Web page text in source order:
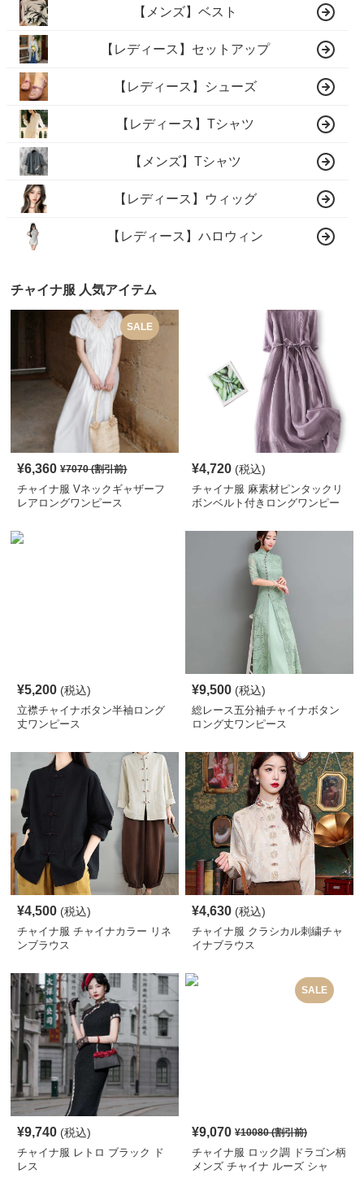
【メンズ】ベスト
【レディース】セットアップ
【レディース】シューズ
【レディース】Tシャツ
【メンズ】Tシャツ
【レディース】ウィッグ
【レディース】ハロウィン
チャイナ服 人気アイテム
SALE
¥6,360 ¥7070(割引前)
チャイナ服 Vネックギャザーフ
レアロングワンピース
¥4,720 (税込)
チャイナ服 麻素材ピンタックリ
ボンベルト付きロングワンピー
¥5,200 (税込)
立襟チャイナボタン半袖ロング
丈ワンピース
¥9,500 (税込)
総レース五分袖チャイナボタン
ロング丈ワンピース
¥4,500 (税込)
チャイナ服 チャイナカラー リネ
ンブラウス
¥4,630 (税込)
チャイナ服 クラシカル刺繍チャ
イナブラウス
¥9,740 (税込)
チャイナ服 レトロ ブラック ド
レス
SALE
¥9,070 ¥10080(割引前)
チャイナ服 ロック調 ドラゴン柄
メンズ チャイナ ルーズ シャ